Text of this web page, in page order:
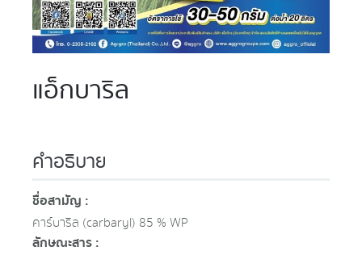
แอ็กบาริล
คำอธิบาย
ชื่อสามัญ :
คาร์บาริล (carbaryl) 85 % WP
ลักษณะสาร :